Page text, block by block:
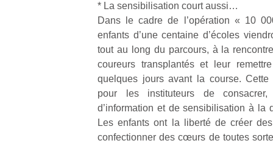
* La sensibilisation court aussi…
Dans le cadre de l’opération « 10
enfants d’une centaine d’écoles
tout au long du parcours, à la
coureurs transplantés et leur
quelques jours avant la course. Cette
pour les instituteurs de
d’information et de sensibilisation à la
Les enfants ont la liberté de créer
confectionner des cœurs de toutes